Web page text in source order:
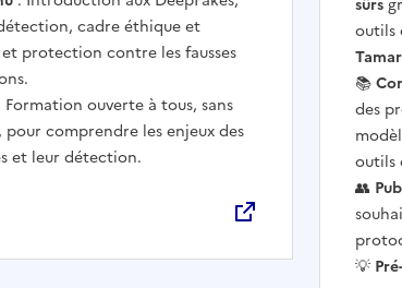
cadre éthique et
protection contre les fausses
Formation ouverte à tous, sans
pour comprendre les enjeux des
et leur détection.
sûrs
outils
📚
des
outils
👥
💡